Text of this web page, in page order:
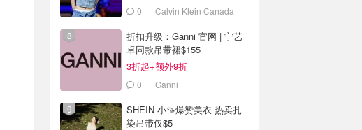
0 Calvin Klein Canada
折扣升级：Ganni 官网 | 宁艺
卓同款吊带裙$155
3折起+额外9折
0 Ganni
SHEIN 小🍠爆赞美衣 热卖扎
染吊带仅$5